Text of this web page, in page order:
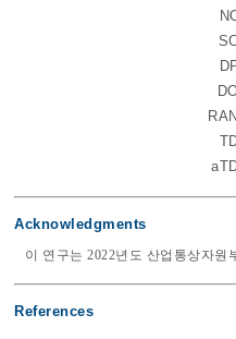
Acknowledgments
이 연구는 2022년도 산업통상자
References